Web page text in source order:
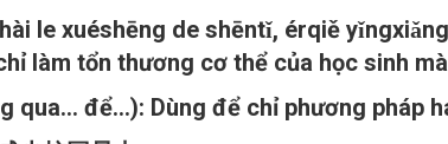
le xuéshēng de shēntǐ, érqiě
làm tổn thương cơ thể của học sinh
qua... để...): Dùng để chỉ phương pháp